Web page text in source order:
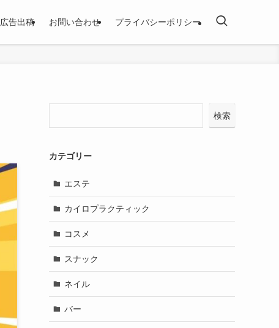
広告出稿 お問い合わせ プライバシーポリシー
検索
カテゴリー
エステ
カイロプラクティック
コスメ
スナック
ネイル
バー